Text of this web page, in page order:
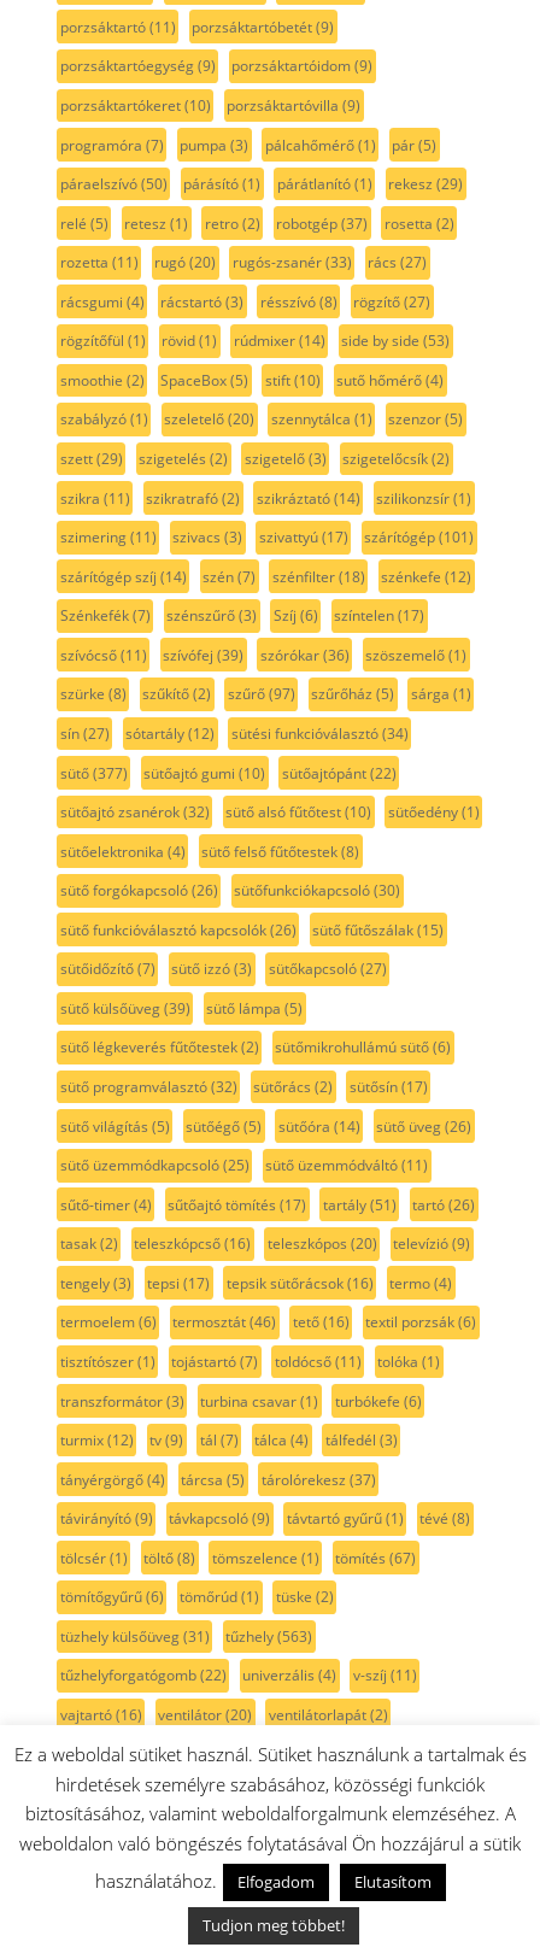
porzsáktartó(11) porzsáktartóbetét(9)
porzsáktartóegység(9) porzsáktartóidom(9)
porzsáktartókeret(10) porzsáktartóvilla (9)
programóra (7) pumpa (3) pálcahőmérő(1) pár(5)
páraelszívó(50) párásító(1) párátlanító(1) rekesz (29)
relé (5) retesz (1) retro(2) robotgép(37) rosetta (2)
rozetta (11) rugó(20) rugós-zsanér(33) rács (27)
rácsgumi (4) rácstartó(3) résszívó(8) rögzítő(27)
rögzítőfül (1) rövid(1) rúdmixer(14) side by side (53)
smoothie (2) SpaceBox(5) stift(10) sutő hőmérő(4)
szabályzó(1) szeletelő(20) szennytálca (1) szenzor(5)
szett(29) szigetelés (2) szigetelő(3) szigetelőcsík(2)
szikra (11) szikratrafó(2) szikráztató(14) szilikonzsír(1)
szimering(11) szivacs (3) szivattyú(17) szárítógép(101)
szárítógép szíj (14) szén(7) szénfilter(18) szénkefe (12)
Szénkefék(7) szénszűrő(3) Szíj (6) színtelen(17)
szívócső(11) szívófej (39) szórókar(36) szöszemelő(1)
szürke (8) szűkítő(2) szűrő(97) szűrőház (5) sárga (1)
sín(27) sótartály(12) sütési funkcióválasztó(34)
sütő(377) sütőajtó gumi (10) sütőajtópánt(22)
sütőajtó zsanérok(32) sütő alsó fűtőtest(10) sütőedény(1)
sütőelektronika (4) sütő felső fűtőtestek(8)
sütő forgókapcsoló(26) sütőfunkciókapcsoló(30)
sütő funkcióválasztó kapcsolók(26) sütő fűtőszálak(15)
sütőidőzítő(7) sütő izzó(3) sütőkapcsoló(27)
sütő külsőüveg(39) sütő lámpa (5)
sütő légkeverés fűtőtestek(2) sütőmikrohullámú sütő(6)
sütő programválasztó(32) sütőrács (2) sütősín(17)
sütő világítás (5) sütőégő(5) sütőóra (14) sütő üveg(26)
sütő üzemmódkapcsoló(25) sütő üzemmódváltó(11)
sűtő-timer(4) sűtőajtó tömítés (17) tartály(51) tartó(26)
tasak(2) teleszkópcső(16) teleszkópos (20) televízió(9)
tengely(3) tepsi (17) tepsik sütőrácsok(16) termo(4)
termoelem(6) termosztát(46) tető(16) textil porzsák(6)
tisztítószer(1) tojástartó(7) toldócső(11) tolóka (1)
transzformátor(3) turbina csavar(1) turbókefe (6)
turmix(12) tv(9) tál (7) tálca (4) tálfedél (3)
tányérgörgő(4) tárcsa (5) tárolórekesz (37)
távirányító(9) távkapcsoló(9) távtartó gyűrű(1) tévé (8)
tölcsér(1) töltő(8) tömszelence (1) tömítés (67)
tömítőgyűrű(6) tömőrúd(1) tüske (2)
tüzhely külsőüveg(31) tűzhely(563)
tűzhelyforgatógomb(22) univerzális (4) v-szíj (11)
vajtartó(16) ventilátor(20) ventilátorlapát(2)
vezeték(10) vezetékdoboz (4) vezeték nélküli(8)
vezető cső(2) villanytűzhely(32)
villanytűzhelyforgatógomb
(3) villanytűzhely kapcsoló(11)
világítás
visszajelző (11) Vitaway vákuum
végzáró(3) vízadagoló(2)
vízkőmentesítő(1) vízkőtelenítő
Ez a weboldal sütiket használ. Sütiket használunk a tartalmak és
hirdetések személyre szabásához, közösségi funkciók
biztosításához, valamint weboldalforgalmunk elemzéséhez. A
weboldalon való böngészés folytatásával Ön hozzájárul a sütik
használatához.
Elfogadom
Elutasítom
Tudjon meg többet!